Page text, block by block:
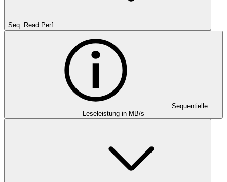
Seq. Read Perf.
Sequentielle
Leseleistung in MB/s